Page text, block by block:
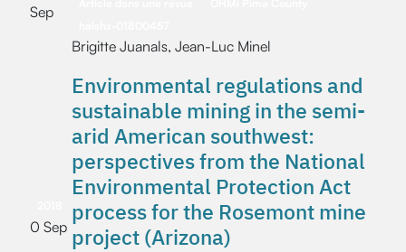
Sep
Brigitte Juanals, Jean-Luc Minel
0 Sep
Environmental regulations and
sustainable mining in the semi-
arid American southwest:
perspectives from the National
Environmental Protection Act
process for the Rosemont mine
project (Arizona)